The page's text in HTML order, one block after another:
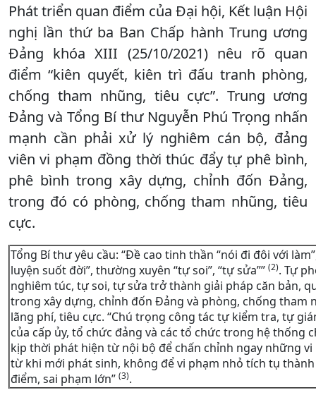
Phát triển quan điểm của Đại hội, Kết luận Hội
nghị lần thứ ba Ban Chấp hành Trung ương
Đảng khóa XIII (25/10/2021) nêu rõ quan
điểm “kiên quyết, kiên trì đấu tranh phòng,
chống tham nhũng, tiêu cực”. Trung ương
Đảng và Tổng Bí thư Nguyễn Phú Trọng nhấn
mạnh cần phải xử lý nghiêm cán bộ, đảng
viên vi phạm đồng thời thúc đẩy tự phê bình,
phê bình trong xây dựng, chỉnh đốn Đảng,
trong đó có phòng, chống tham nhũng, tiêu
cực.
Tổng Bí thư yêu cầu: “Đề cao tinh thần “nói đi đôi với
luyện suốt đời”, thường xuyên “tự soi”, “tự sửa”” (2). Tự
nghiêm túc, tự soi, tự sửa trở thành giải pháp căn bản,
trong xây dựng, chỉnh đốn Đảng và phòng, chống tham
lãng phí, tiêu cực. “Chú trọng công tác tự kiểm tra, tự
của cấp ủy, tổ chức đảng và các tổ chức trong hệ thống
kịp thời phát hiện từ nội bộ để chấn chỉnh ngay những vi
từ khi mới phát sinh, không để vi phạm nhỏ tích tụ
điểm, sai phạm lớn” (3).